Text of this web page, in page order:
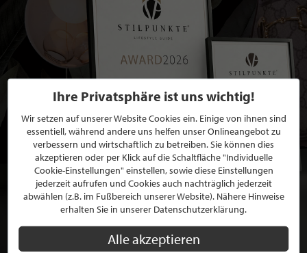
BEWERBEN SIE SICH FÜR EINE GRATIS
MITGLIEDSCHAFT BEI STILPUNKTE®
Ihre Privatsphäre ist uns wichtig!
Wir setzen auf unserer Website Cookies ein. Einige von ihnen sind
essentiell, während andere uns helfen unser Onlineangebot zu
verbessern und wirtschaftlich zu betreiben. Sie können dies
akzeptieren oder per Klick auf die Schaltfläche "Individuelle
Cookie-Einstellungen" einstellen, sowie diese Einstellungen
jederzeit aufrufen und Cookies auch nachträglich jederzeit
abwählen (z.B. im Fußbereich unserer Website). Nähere Hinweise
erhalten Sie in unserer Datenschutzerklärung.
Alle akzeptieren